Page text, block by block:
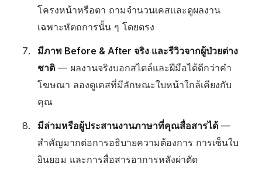
โครงหน้าหรือตา ถามจำนวนเคสและดูผลงาน
เฉพาะหัตถการนั้น ๆ โดยตรง
มีภาพ Before & After จริง และรีวิวจากผู้ป่วยต่าง
ชาติ — ผลงานจริงบอกสไตล์และฝีมือได้ดีกว่าคำ
โฆษณา ลองดูเคสที่มีลักษณะใบหน้าใกล้เคียงกับ
คุณ
มีล่ามหรือผู้ประสานงานภาษาที่คุณสื่อสารได้ —
สำคัญมากต่อการอธิบายความต้องการ การเซ็นใบ
ยินยอม และการสื่อสารอาการหลังผ่าตัด